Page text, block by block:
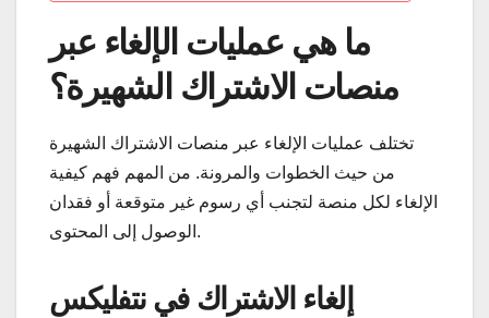
ما هي عمليات الإلغاء عبر
منصات الاشتراك الشهيرة؟
تختلف عمليات الإلغاء عبر منصات الاشتراك الشهيرة
من حيث الخطوات والمرونة. من المهم فهم كيفية
الإلغاء لكل منصة لتجنب أي رسوم غير متوقعة أو فقدان
الوصول إلى المحتوى.
إلغاء الاشتراك في نتفليكس